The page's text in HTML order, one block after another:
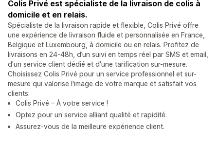
Colis Privé est spécialiste de la livraison de colis à
domicile et en relais.
Spécialiste de la livraison rapide et flexible, Colis Privé offre
une expérience de livraison fluide et personnalisée en France,
Belgique et Luxembourg, à domicile ou en relais. Profitez de
livraisons en 24-48h, d’un suivi en temps réel par SMS et email,
d'un service client dédié et d'une tarification sur-mesure.
Choisissez Colis Privé pour un service professionnel et sur-
mesure qui valorise l'image de votre marque et satisfait vos
clients.
Colis Privé – À votre service !
Optez pour un service alliant qualité et rapidité.
Assurez-vous de la meilleure expérience client.